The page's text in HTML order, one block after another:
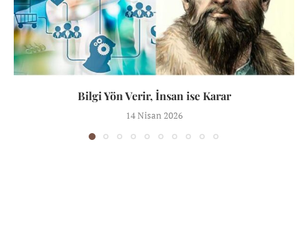
Bilgi Yön Verir, İnsan ise Karar
14 Nisan 2026